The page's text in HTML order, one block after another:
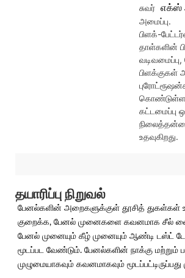
சுவர் எக்ஸ்
அமைப்பு.
பிளக்-
தாள்களின்
வடிவமைப்பு,
பிளக்குகள்
கட்டமைப்பு
உதவுகிறது.
தயாரிப்பு நிறுவல்
பேனல்களின் அறைகளுக்குள் தூசித் துகள்கள்
குறைக்க, பேனல் முனைகளை கவனமாக சீல்
பேனல் முனையும் கீழ் முனையும் ஆண்டி டஸ்ட்
மூடப்பட வேண்டும். பேனல்களின் நாக்கு மற்றும்
முழுமையாகவும் கவனமாகவும் மூடப்பட்டிருப்பது